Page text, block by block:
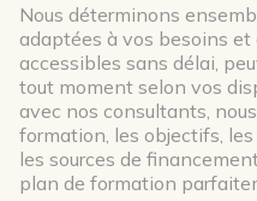
Nous déterminons
adaptées à vos besoins
accessibles sans délai,
tout moment selon vos
avec nos consultants,
formation, les objectifs,
les sources de
plan de formation